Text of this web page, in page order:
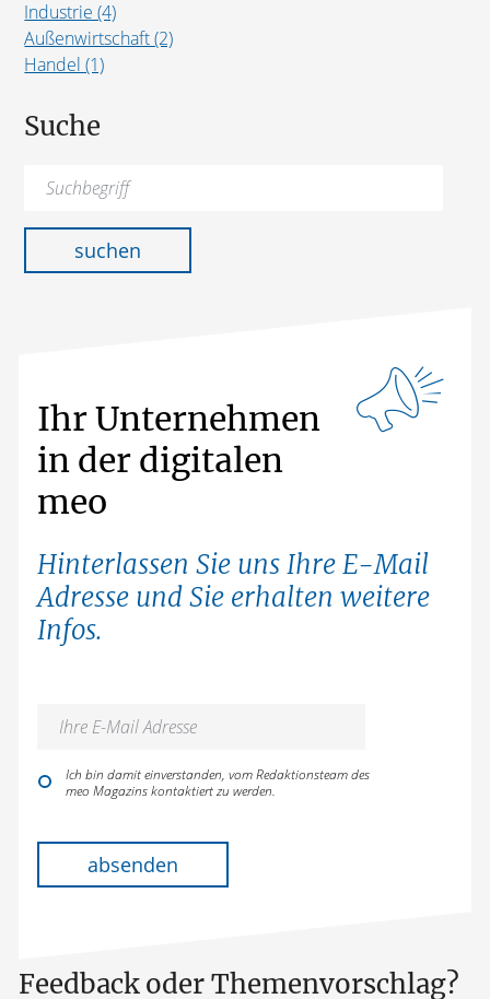
Industrie (4)
Außenwirtschaft (2)
Handel (1)
Suche
Suchen
nach:
suchen
Ihr Unternehmen
in der digitalen
meo
Hinterlassen Sie uns Ihre E-Mail
Adresse und Sie erhalten weitere
Infos.
Ich bin damit einverstanden, vom Redaktionsteam des
meo Magazins kontaktiert zu werden.
absenden
Feedback oder Themenvorschlag?